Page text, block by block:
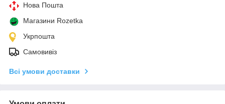
Нова Пошта
Магазини Rozetka
Укрпошта
Самовивіз
Всі умови доставки